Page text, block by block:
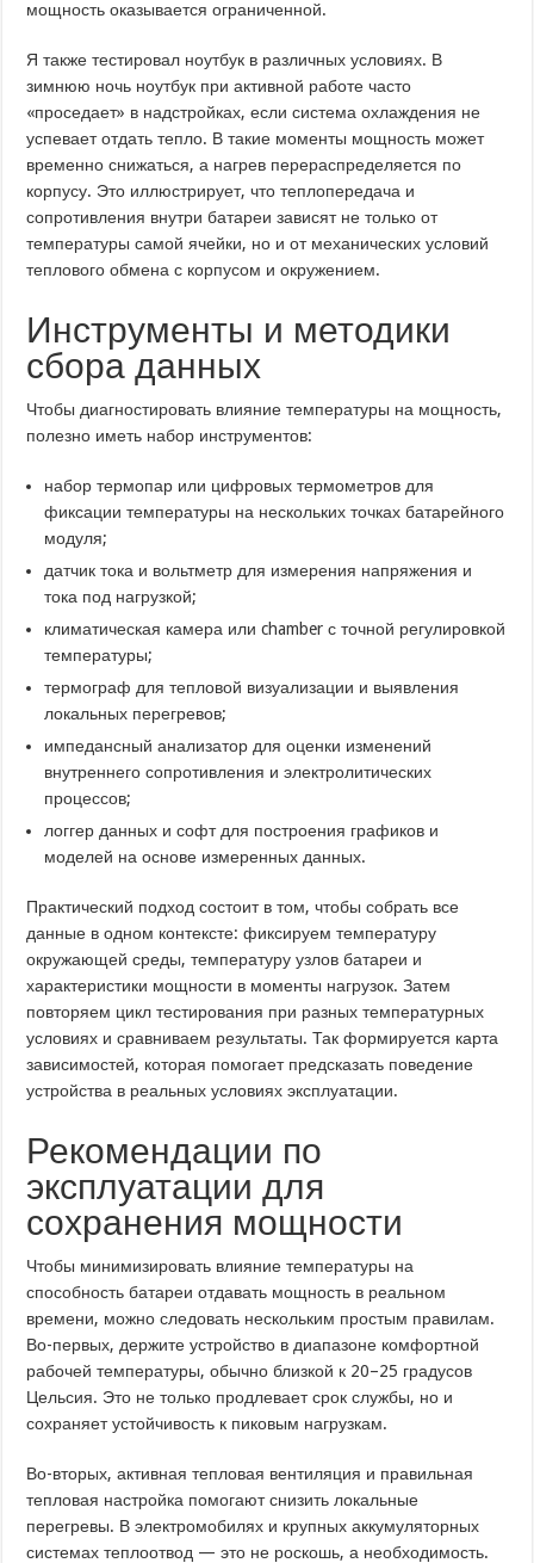
мощность оказывается ограниченной.
Я также тестировал ноутбук в различных условиях. В
зимнюю ночь ноутбук при активной работе часто
«проседает» в надстройках, если система охлаждения не
успевает отдать тепло. В такие моменты мощность может
временно снижаться, а нагрев перераспределяется по
корпусу. Это иллюстрирует, что теплопередача и
сопротивления внутри батареи зависят не только от
температуры самой ячейки, но и от механических условий
теплового обмена с корпусом и окружением.
Инструменты и методики
сбора данных
Чтобы диагностировать влияние температуры на мощность,
полезно иметь набор инструментов:
набор термопар или цифровых термометров для
фиксации температуры на нескольких точках батарейного
модуля;
датчик тока и вольтметр для измерения напряжения и
тока под нагрузкой;
климатическая камера или chamber с точной регулировкой
температуры;
термограф для тепловой визуализации и выявления
локальных перегревов;
импедансный анализатор для оценки изменений
внутреннего сопротивления и электролитических
процессов;
логгер данных и софт для построения графиков и
моделей на основе измеренных данных.
Практический подход состоит в том, чтобы собрать все
данные в одном контексте: фиксируем температуру
окружающей среды, температуру узлов батареи и
характеристики мощности в моменты нагрузок. Затем
повторяем цикл тестирования при разных температурных
условиях и сравниваем результаты. Так формируется карта
зависимостей, которая помогает предсказать поведение
устройства в реальных условиях эксплуатации.
Рекомендации по
эксплуатации для
сохранения мощности
Чтобы минимизировать влияние температуры на
способность батареи отдавать мощность в реальном
времени, можно следовать нескольким простым правилам.
Во-первых, держите устройство в диапазоне комфортной
рабочей температуры, обычно близкой к 20–25 градусов
Цельсия. Это не только продлевает срок службы, но и
сохраняет устойчивость к пиковым нагрузкам.
Во-вторых, активная тепловая вентиляция и правильная
тепловая настройка помогают снизить локальные
перегревы. В электромобилях и крупных аккумуляторных
системах теплоотвод — это не роскошь, а необходимость.